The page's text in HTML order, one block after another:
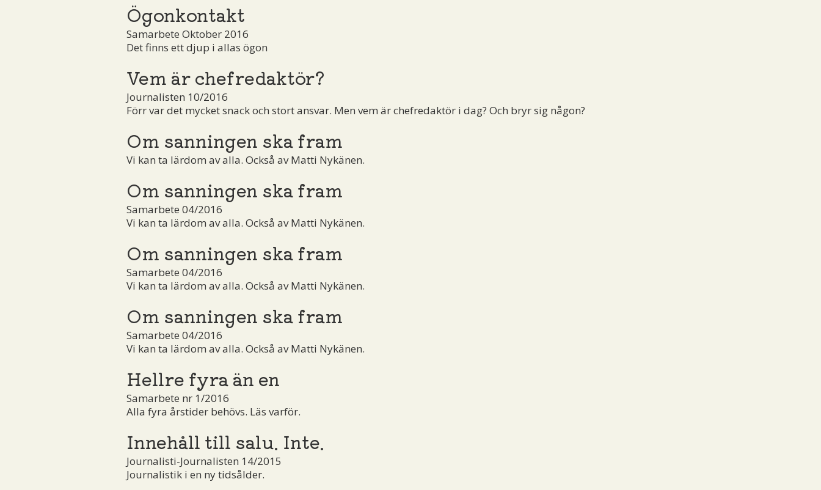
Ögonkontakt
Samarbete Oktober 2016
Det finns ett djup i allas ögon
Vem är chefredaktör?
Journalisten 10/2016
Förr var det mycket snack och stort ansvar. Men vem är chefredaktör i dag? Och bryr sig någon?
Om sanningen ska fram
Vi kan ta lärdom av alla. Också av Matti Nykänen.
Om sanningen ska fram
Samarbete 04/2016
Vi kan ta lärdom av alla. Också av Matti Nykänen.
Om sanningen ska fram
Samarbete 04/2016
Vi kan ta lärdom av alla. Också av Matti Nykänen.
Om sanningen ska fram
Samarbete 04/2016
Vi kan ta lärdom av alla. Också av Matti Nykänen.
Hellre fyra än en
Samarbete nr 1/2016
Alla fyra årstider behövs. Läs varför.
Innehåll till salu. Inte.
Journalisti-Journalisten 14/2015
Journalistik i en ny tidsålder.